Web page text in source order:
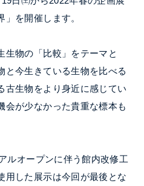
」を開催します。
生物の「比較」をテーマと
と今生きている生物を比べる
古生物をより身近に感じてい
会が少なかった貴重な標本も
ルオープンに伴う館内改修工
用した展示は今回が最後とな